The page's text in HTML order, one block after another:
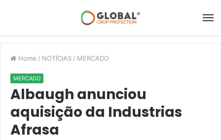
Home / NOTÍCIAS / MERCADO
MERCADO
Albaugh anunciou
aquisição da Industrias
Afrasa